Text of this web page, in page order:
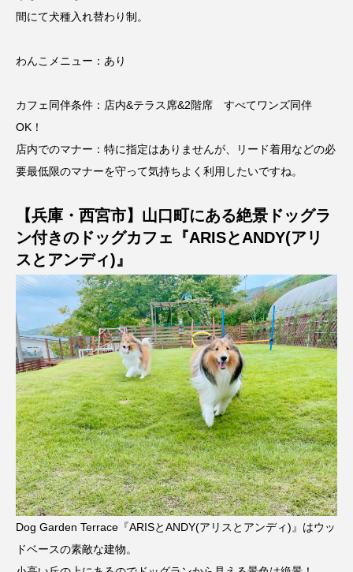
間にて犬種入れ替わり制。
わんこメニュー：あり
カフェ同伴条件：店内&テラス席&2階席 すべてワンズ同伴
OK！
店内でのマナー：特に指定はありませんが、リード着用などの必
要最低限のマナーを守って気持ちよく利用したいですね。
【兵庫・西宮市】山口町にある絶景ドッグラ
ン付きのドッグカフェ『ARISとANDY(アリ
スとアンディ)』
Dog Garden Terrace『ARISとANDY(アリスとアンディ)』はウッ
ドベースの素敵な建物。